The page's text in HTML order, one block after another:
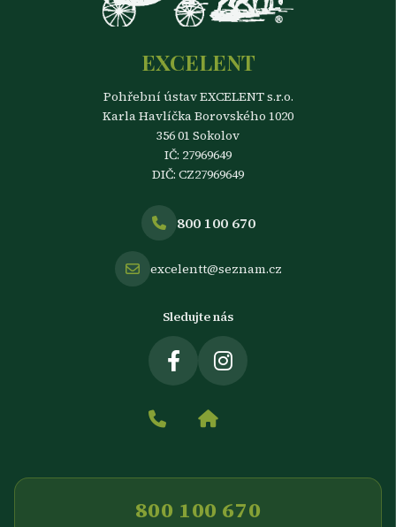
EXCELENT
Pohřební ústav EXCELENT s.r.o.
Karla Havlíčka Borovského 1020
356 01 Sokolov
IČ: 27969649
DIČ: CZ27969649
800 100 670
excelentt@seznam.cz
Sledujte nás
800 100 670